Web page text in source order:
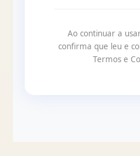
Ao continuar a
confirma que leu e
Termos e